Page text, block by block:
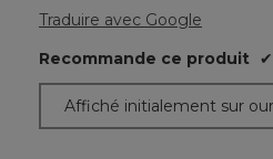
Traduire avec Google
Recommande ce produit ✔
Affiché initialement sur